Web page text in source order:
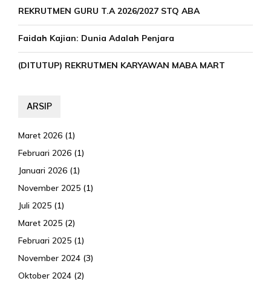
REKRUTMEN GURU T.A 2026/2027 STQ ABA
Faidah Kajian: Dunia Adalah Penjara
(DITUTUP) REKRUTMEN KARYAWAN MABA MART
ARSIP
Maret 2026 (1)
Februari 2026 (1)
Januari 2026 (1)
November 2025 (1)
Juli 2025 (1)
Maret 2025 (2)
Februari 2025 (1)
November 2024 (3)
Oktober 2024 (2)